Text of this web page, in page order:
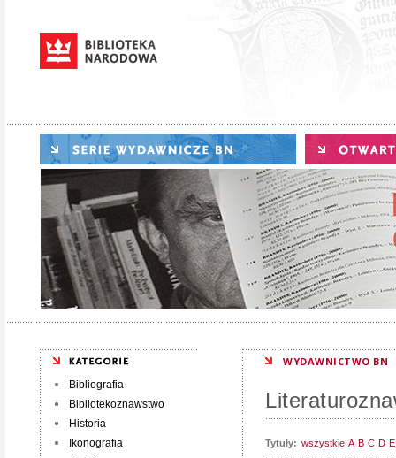
Bibliografia
Bibliotekoznawstwo
Historia
Ikonografia
WYDAWNICTWO BN
Tytuły: wszystkie A B C D E